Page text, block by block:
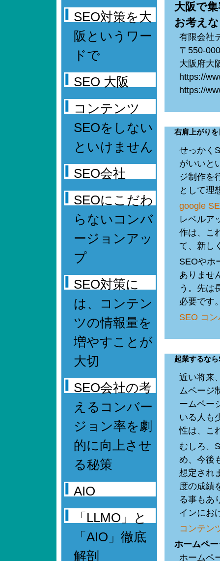
大阪で
お考え
有限会社
〒550-
大阪府大
https://
https://
右肩上がり
せっかく
がいいと
ジ制作を
として理
google
レベルア
作は、こ
て、新し
SEOやホ
ありませ
う。先は
必要です
SEO コ
起業するな
近い将来
ムページ
ームペー
いる人も
性は、こ
むしろ、
め、今後
想定され
度の成績
る事もあ
インにお
コンテン
ホームペ
ホームペ
SEO対策を大
阪というワー
ドで
SEO 大阪
コンテンツ
SEOをしない
といけません
SEO会社
SEOにこだわ
らないコンバ
ージョンアッ
プ
SEO対策に
は、コンテン
ツの情報量を
増やすことが
大切
SEO会社の考
えるコンバー
ジョン率を劇
的に向上させ
る秘策
AIO
「LLMO」と
「AIO」徹底
解剖